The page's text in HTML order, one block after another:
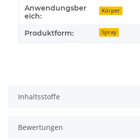
Anwendungsber
eich:
Körper
Produktform: Spray
Inhaltsstoffe
Bewertungen